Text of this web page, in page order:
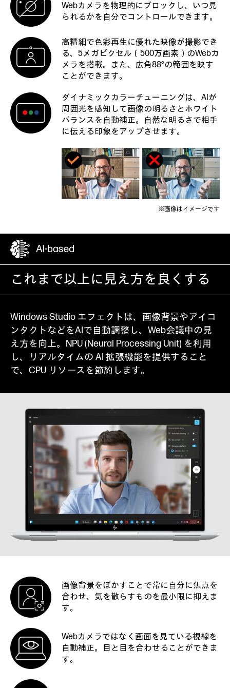
Webカメラを物理的にブロックし、いつ見
られるかを自分でコントロールできます。
高精細で色彩再生に優れた映像が撮影でき
る、5メガピクセル（500万画素）のWebカ
メラを搭載。また、広角88°の範囲を映す
ことができます。
ダイナミックカラーチューニングは、AIが
周囲光を感知して画像の明るさとホワイト
バランスを自動補正。自然な明るさで相手
に伝える印象をアップさせます。
※画像はイメージです
これまで以上に見え方を良くする
Windows Studio エフェクトは、画像背景やアイコ
ンタクトなどをAIで自動調整し、Web会議中の見
え方を向上。NPU (Neural Processing Unit) を利用
し、リアルタイムの AI 拡張機能を提供すること
で、CPU リソースを節約します。
画像背景をぼかすことで常に自分に焦点を
合わせ、気を散らすものを最小限に抑えま
す。
Webカメラではなく画面を見ている視線を
自動補正。目と目を合わせることができま
す。